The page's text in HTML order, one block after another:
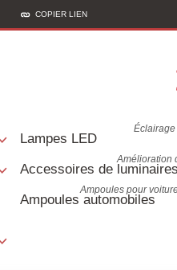
COPIER LIEN
Lampes LED
Accessoires de luminaires
Amélioration
Ampoules automobiles
Ampoules pour